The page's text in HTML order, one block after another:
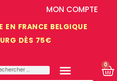
EN FRANCE BELGIQUE
DÈS 75€
MON COMPTE
0